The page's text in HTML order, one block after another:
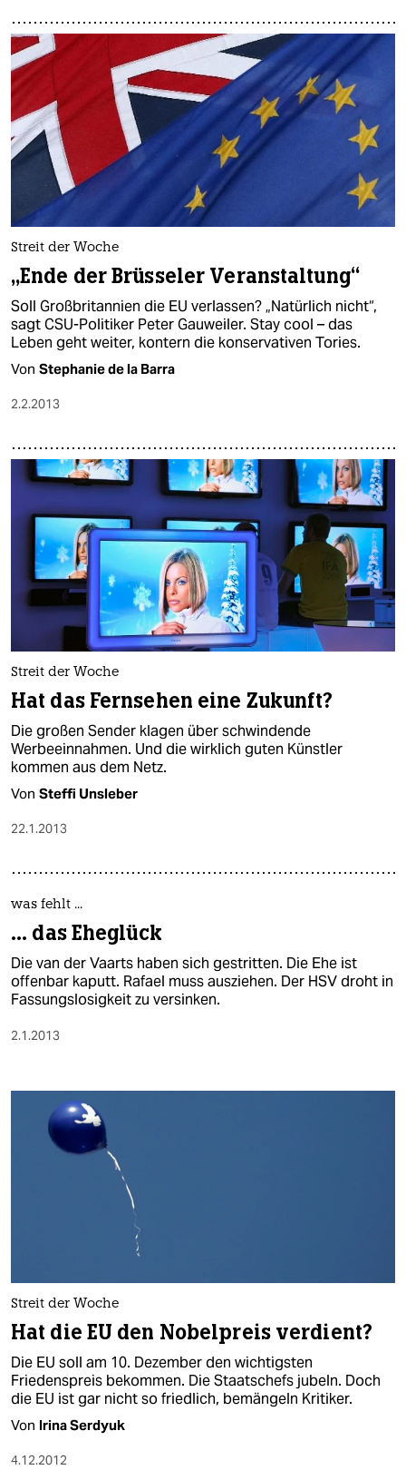
Streit der Woche
„Ende der Brüsseler Veranstaltung“
Soll Großbritannien die EU verlassen? „Natürlich nicht“,
sagt CSU-Politiker Peter Gauweiler. Stay cool – das
Leben geht weiter, kontern die konservativen Tories.
Von Stephanie de la Barra
2.2.2013
Streit der Woche
Hat das Fernsehen eine Zukunft?
Die großen Sender klagen über schwindende
Werbeeinnahmen. Und die wirklich guten Künstler
kommen aus dem Netz.
Von Steffi Unsleber
22.1.2013
was fehlt ...
... das Eheglück
Die van der Vaarts haben sich gestritten. Die Ehe ist
offenbar kaputt. Rafael muss ausziehen. Der HSV droht in
Fassungslosigkeit zu versinken.
2.1.2013
Streit der Woche
Hat die EU den Nobelpreis verdient?
Die EU soll am 10. Dezember den wichtigsten
Friedenspreis bekommen. Die Staatschefs jubeln. Doch
die EU ist gar nicht so friedlich, bemängeln Kritiker.
Von Irina Serdyuk
4.12.2012